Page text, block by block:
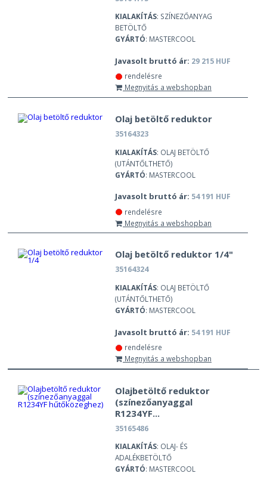
KIALAKÍTÁS: SZÍNEZŐANYAG
BETÖLTŐ
GYÁRTÓ: MASTERCOOL
Javasolt bruttó ár: 29 215 HUF
rendelésre
Megnyitás a webshopban
Olaj betöltő reduktor
35164323
KIALAKÍTÁS: OLAJ BETÖLTŐ
(UTÁNTŐLTHETŐ)
GYÁRTÓ: MASTERCOOL
Javasolt bruttó ár: 54 191 HUF
rendelésre
Megnyitás a webshopban
Olaj betöltő reduktor 1/4"
35164324
KIALAKÍTÁS: OLAJ BETÖLTŐ
(UTÁNTŐLTHETŐ)
GYÁRTÓ: MASTERCOOL
Javasolt bruttó ár: 54 191 HUF
rendelésre
Megnyitás a webshopban
Olajbetöltő reduktor
(színezőanyaggal
R1234YF...
35165486
KIALAKÍTÁS: OLAJ- ÉS
ADALÉKBETÖLTŐ
GYÁRTÓ: MASTERCOOL